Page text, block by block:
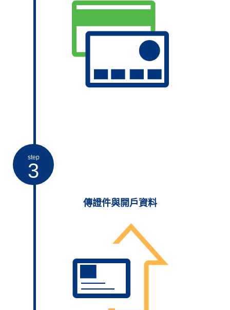
step
3
傳證件與開戶資料